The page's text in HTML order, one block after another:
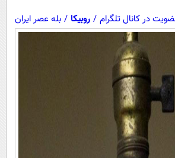
سیاست خارجی
در کانال تلگرام / روبیکا / بله عصر ایران